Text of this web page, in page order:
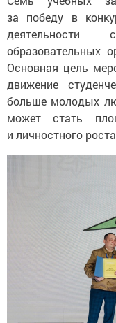
за победу в
деятельности
образовательных
Основная цель
движение
больше молодых
может стать
и личностного